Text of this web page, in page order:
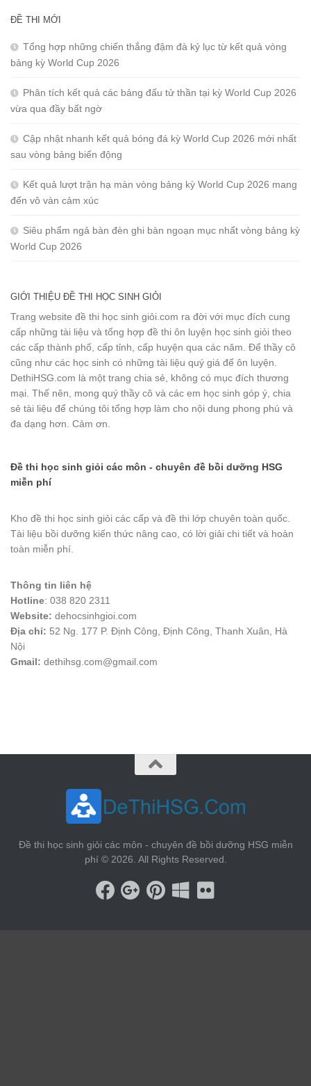
ĐỀ THI MỚI
Tổng hợp những chiến thắng đậm đà kỷ lục từ kết quả vòng
bảng kỳ World Cup 2026
Phân tích kết quả các bảng đấu tử thần tại kỳ World Cup 2026
vừa qua đầy bất ngờ
Cập nhật nhanh kết quả bóng đá kỳ World Cup 2026 mới nhất
sau vòng bảng biến động
Kết quả lượt trận hạ màn vòng bảng kỳ World Cup 2026 mang
đến vô vàn cảm xúc
Siêu phẩm ngả bàn đèn ghi bàn ngoạn mục nhất vòng bảng kỳ
World Cup 2026
GIỚI THIỆU ĐỀ THI HỌC SINH GIỎI
Trang website đề thi học sinh giỏi.com ra đời với mục đích cung
cấp những tài liệu và tổng hợp đề thi ôn luyện học sinh giỏi theo
các cấp thành phố, cấp tỉnh, cấp huyện qua các năm. Để thầy cô
cũng như các học sinh có những tài liệu quý giá để ôn luyện.
DethiHSG.com là một trang chia sẻ, không có mục đích thương
mại. Thế nên, mong quý thầy cô và các em học sinh góp ý, chia
sẻ tài liệu để chúng tôi tổng hợp làm cho nội dung phong phú và
đa dạng hơn. Cảm ơn.
Đề thi học sinh giỏi các môn - chuyên đề bồi dưỡng HSG
miễn phí
Kho đề thi học sinh giỏi các cấp và đề thi lớp chuyên toàn quốc.
Tài liệu bồi dưỡng kiến thức nâng cao, có lời giải chi tiết và hoàn
toàn miễn phí.
Thông tin liên hệ
Hotline: 038 820 2311
Website: dehocsinhgioi.com
Địa chỉ: 52 Ng. 177 P. Định Công, Định Công, Thanh Xuân, Hà
Nội
Gmail: dethihsg.com@gmail.com
Đề thi học sinh giỏi các môn - chuyên đề bồi dưỡng HSG miễn
phí © 2026. All Rights Reserved.